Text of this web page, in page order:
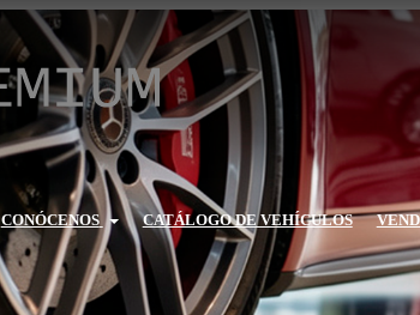
CONÓCENOS CATÁLOGO DE VEHÍCULOS